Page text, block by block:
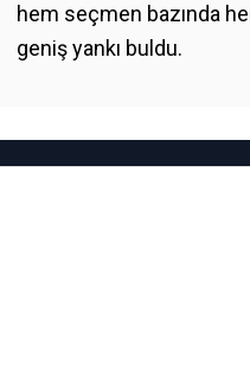
hem seçmen bazında
geniş yankı buldu.